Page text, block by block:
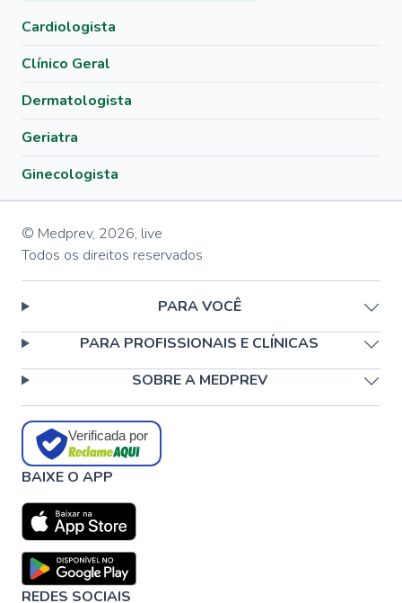
Cardiologista
Clínico Geral
Dermatologista
Geriatra
Ginecologista
© Medprev, 2026, live
Todos os direitos reservados
PARA VOCÊ
PARA PROFISSIONAIS E CLÍNICAS
SOBRE A MEDPREV
Verificada por
BAIXE O APP
REDES SOCIAIS